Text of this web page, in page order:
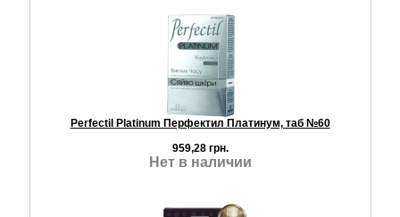
Perfectil Platinum Перфектил Платинум, таб №60
959,28 грн.
Нет в наличии